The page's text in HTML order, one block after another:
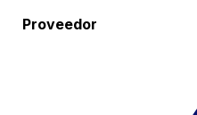
Proveedor